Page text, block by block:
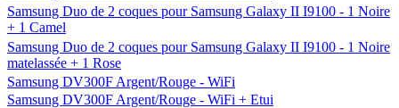
Samsung Duo de 2 coques pour Samsung Galaxy II I9100 - 1 Noire
+ 1 Camel
Samsung Duo de 2 coques pour Samsung Galaxy II I9100 - 1 Noire
matelassée + 1 Rose
Samsung DV300F Argent/Rouge - WiFi
Samsung DV300F Argent/Rouge - WiFi + Etui